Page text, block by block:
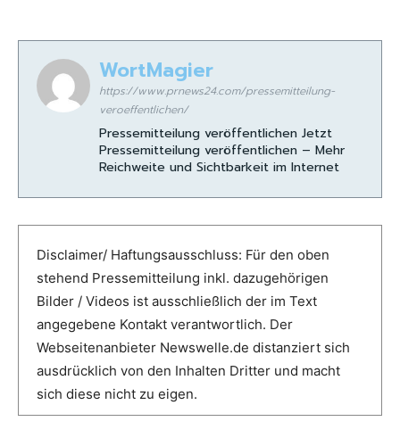
WortMagier
https://www.prnews24.com/pressemitteilung-
veroeffentlichen/
Pressemitteilung veröffentlichen Jetzt
Pressemitteilung veröffentlichen – Mehr
Reichweite und Sichtbarkeit im Internet
Disclaimer/ Haftungsausschluss: Für den oben
stehend Pressemitteilung inkl. dazugehörigen
Bilder / Videos ist ausschließlich der im Text
angegebene Kontakt verantwortlich. Der
Webseitenanbieter Newswelle.de distanziert sich
ausdrücklich von den Inhalten Dritter und macht
sich diese nicht zu eigen.